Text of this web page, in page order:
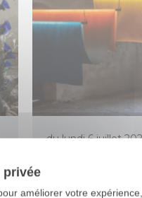
du lundi 6 juillet
L'ART DANS LES
privée
améliorer votre expérience,